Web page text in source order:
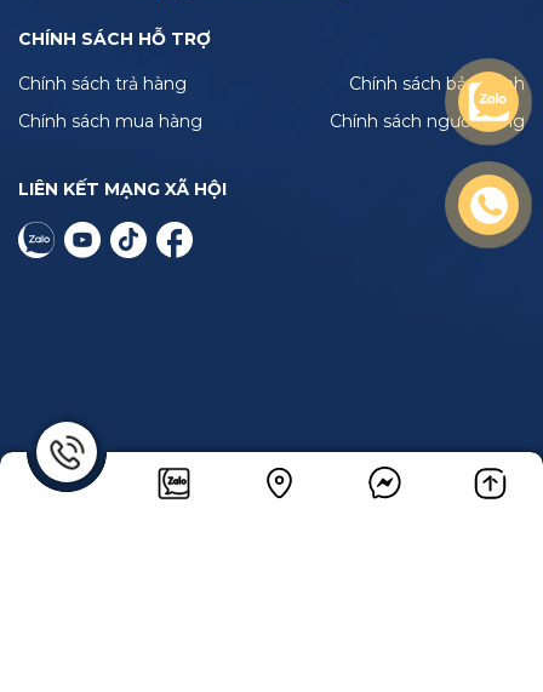
CHÍNH SÁCH HỖ TRỢ
Chính sách trả hàng
Chính sách bảo hành
Chính sách mua hàng
Chính sách người dùng
LIÊN KẾT MẠNG XÃ HỘI